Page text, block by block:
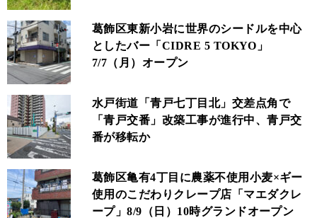
葛飾区東新小岩に世界のシードルを中心
としたバー「CIDRE 5 TOKYO」
7/7（月）オープン
水戸街道「青戸七丁目北」交差点角で
「青戸交番」改築工事が進行中、青戸交
番が移転か
葛飾区亀有4丁目に農薬不使用小麦×ギー
使用のこだわりクレープ店「マエダクレ
ープ」8/9（日）10時グランドオープン